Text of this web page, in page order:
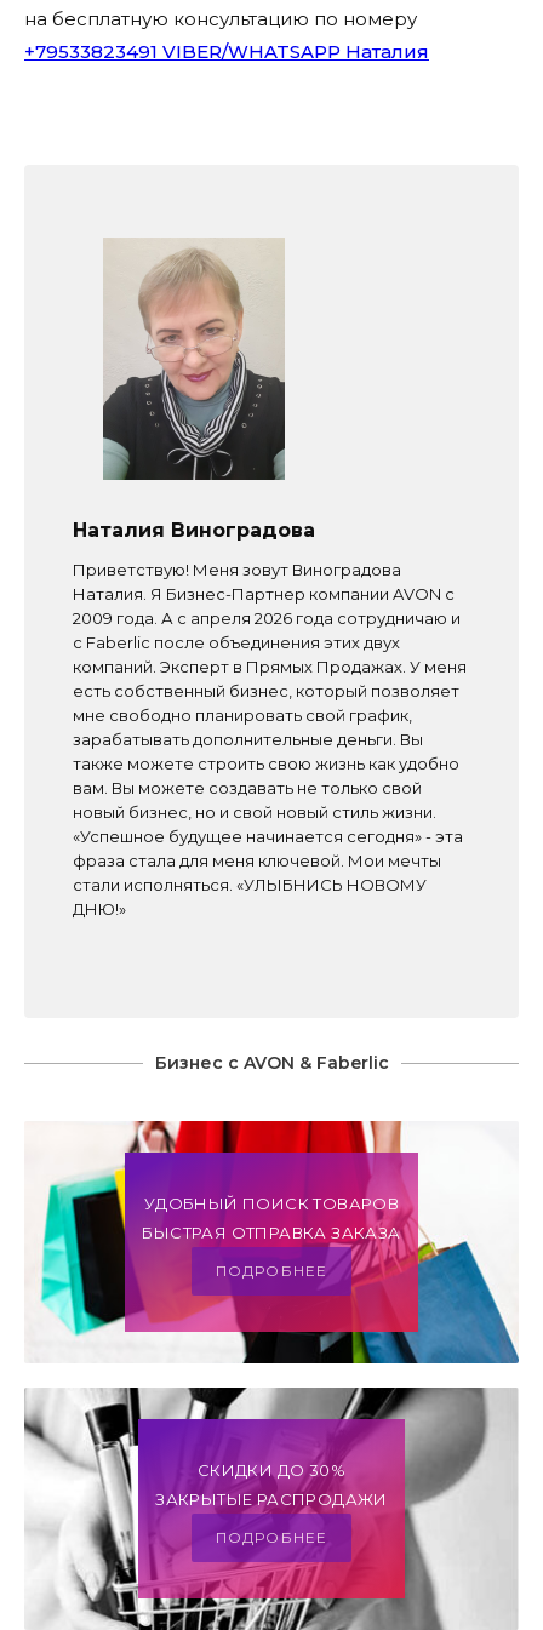
на бесплатную консультацию по номеру
+79533823491 VIBER/WHATSAPP Наталия
Наталия Виноградова
Приветствую! Меня зовут Виноградова
Наталия. Я Бизнес-Партнер компании AVON с
2009 года. А с апреля 2026 года сотрудничаю и
с Faberlic после объединения этих двух
компаний. Эксперт в Прямых Продажах. У меня
есть собственный бизнес, который позволяет
мне свободно планировать свой график,
зарабатывать дополнительные деньги. Вы
также можете строить свою жизнь как удобно
вам. Вы можете создавать не только свой
новый бизнес, но и свой новый стиль жизни.
«Успешное будущее начинается сегодня» - эта
фраза стала для меня ключевой. Мои мечты
стали исполняться. «УЛЫБНИСЬ НОВОМУ
ДНЮ!»
Бизнес с AVON & Faberlic
УДОБНЫЙ ПОИСК ТОВАРОВ
БЫСТРАЯ ОТПРАВКА ЗАКАЗА
ПОДРОБНЕЕ
СКИДКИ ДО 30%
ЗАКРЫТЫЕ РАСПРОДАЖИ
ПОДРОБНЕЕ